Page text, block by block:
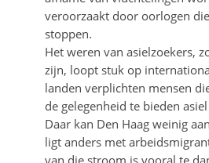
veroorzaakt door oorlogen
stoppen.
Het weren van asielzoekers,
zijn, loopt stuk op
landen verplichten mensen
de gelegenheid te bieden
Daar kan Den Haag weinig
ligt anders met